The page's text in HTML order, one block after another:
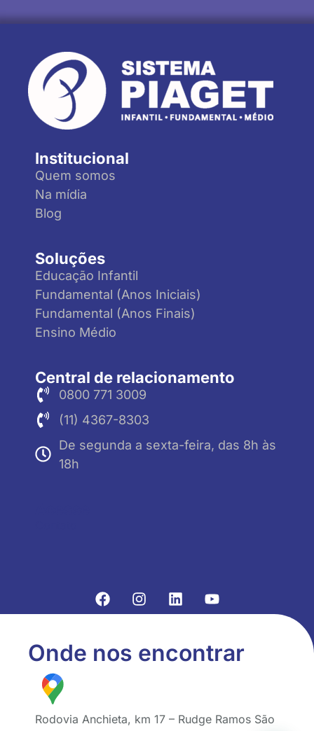
Institucional
Quem somos
Na mídia
Blog
Soluções
Educação Infantil
Fundamental (Anos Iniciais)
Fundamental (Anos Finais)
Ensino Médio
Central de relacionamento
0800 771 3009
(11) 4367-8303
De segunda a sexta-feira, das 8h às
18h
Onde nos encontrar
Rodovia Anchieta, km 17 – Rudge Ramos São